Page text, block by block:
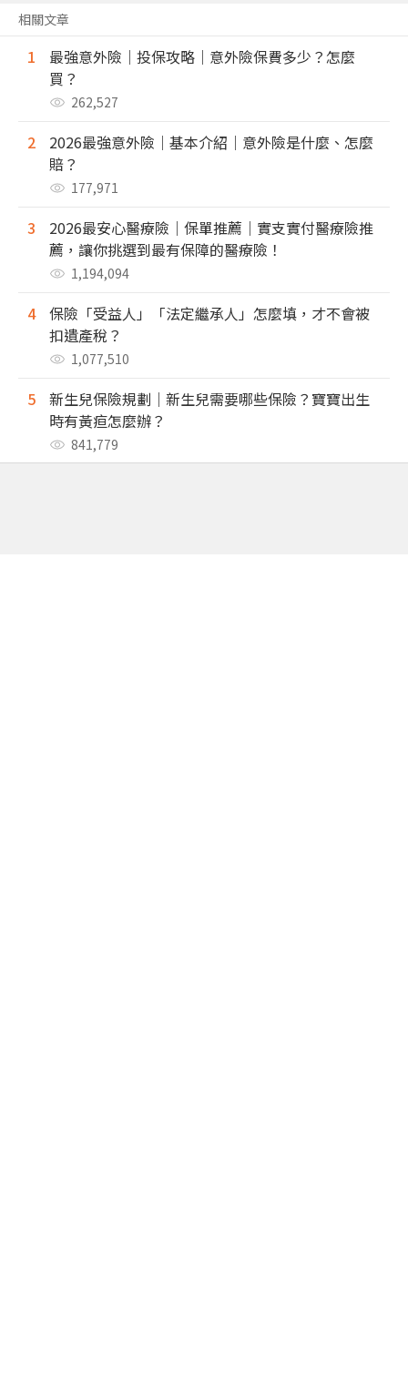
相關文章
1
最強意外險｜投保攻略｜意外險保費多少？怎麼
買？
262,527
2
2026最強意外險｜基本介紹｜意外險是什麼、怎麼
賠？
177,971
3
2026最安心醫療險｜保單推薦｜實支實付醫療險推
薦，讓你挑選到最有保障的醫療險！
1,194,094
4
保險「受益人」「法定繼承人」怎麼填，才不會被
扣遺產稅？
1,077,510
5
新生兒保險規劃｜新生兒需要哪些保險？寶寶出生
時有黃疸怎麼辦？
841,779